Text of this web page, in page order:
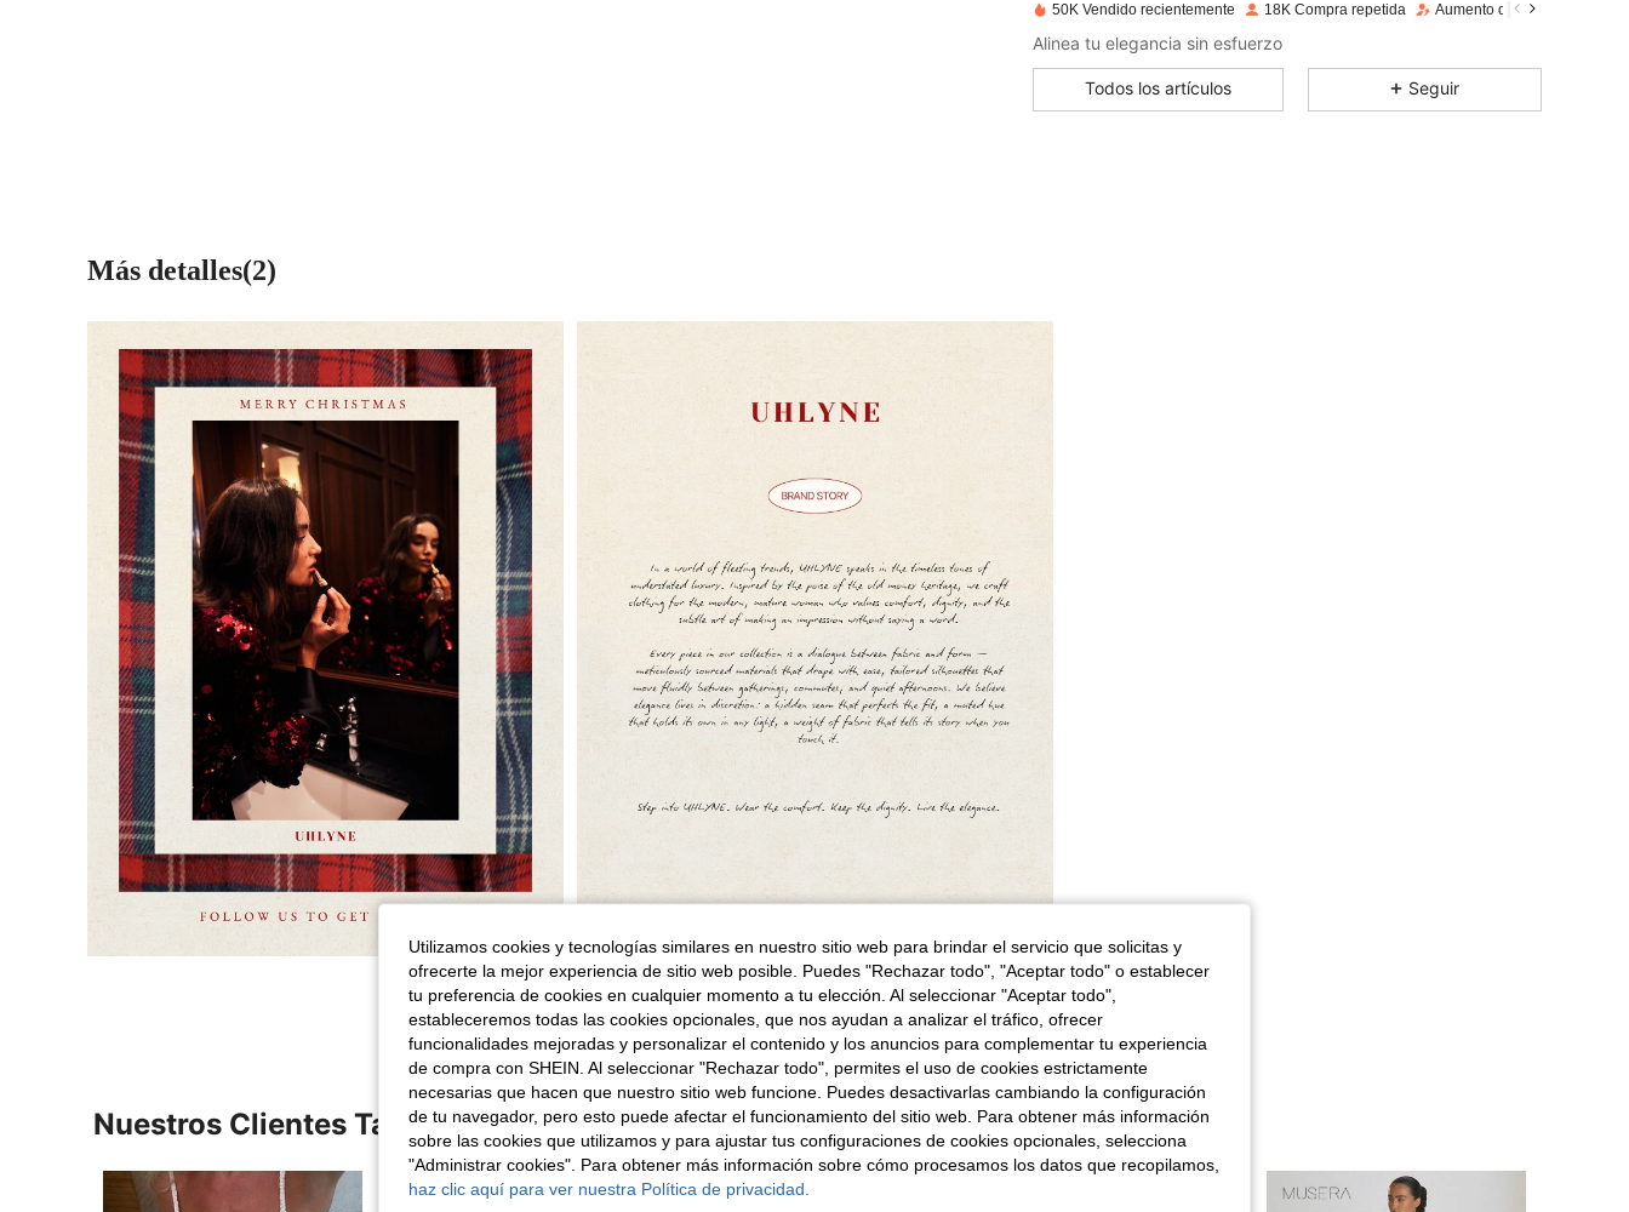
4,80 879
4,80 879 108K
50K Vendido recientemente 18K Compra repetida Aumento de seguidores 32%
Alinea tu elegancia sin esfuerzo
Todos los artículos Seguir
Más detalles(2)
Nuestros Clientes También Vieron
Utilizamos cookies y tecnologías similares en nuestro sitio web para brindar el servicio que solicitas y
ofrecerte la mejor experiencia de sitio web posible. Puedes "Rechazar todo", "Aceptar todo" o establecer
tu preferencia de cookies en cualquier momento a tu elección. Al seleccionar "Aceptar todo",
estableceremos todas las cookies opcionales, que nos ayudan a analizar el tráfico, ofrecer
funcionalidades mejoradas y personalizar el contenido y los anuncios para complementar tu experiencia
de compra con SHEIN. Al seleccionar "Rechazar todo", permites el uso de cookies estrictamente
necesarias que hacen que nuestro sitio web funcione. Puedes desactivarlas cambiando la configuración
de tu navegador, pero esto puede afectar el funcionamiento del sitio web. Para obtener más información
sobre las cookies que utilizamos y para ajustar tus configuraciones de cookies opcionales, selecciona
"Administrar cookies". Para obtener más información sobre cómo procesamos los datos que recopilamos,
haz clic aquí para ver nuestra Política de privacidad.